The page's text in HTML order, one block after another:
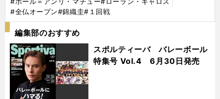
#全仏オープン#錦織圭#１回戦
編集部のおすすめ
スポルティーバ バレーボール
特集号 Vol.4 6月30日発売